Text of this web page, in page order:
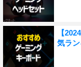
【
気ラ